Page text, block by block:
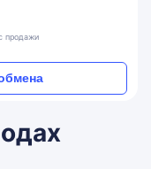
продажи